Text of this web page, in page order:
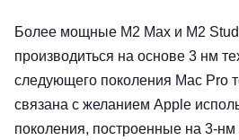
Более мощные M2 Max и M2
производиться на основе 3 нм
следующего поколения Mac Pro
связана с желанием Apple
поколения, построенные на 3-нм